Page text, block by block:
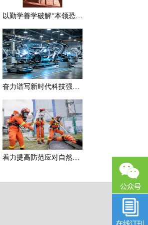
以勤学善学破解“本领恐慌”
奋力谱写新时代科技强国新篇章
着力提高防范应对自然灾害能力